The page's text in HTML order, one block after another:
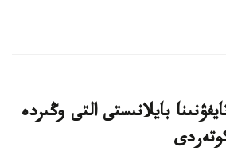
بايلانىستى التى وڭىردە